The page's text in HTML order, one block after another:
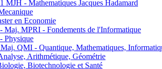
- Mathematiques Jacques Hadamard
en Economie
MPRI - Fondements de l'Informatique
Physique
QMI - Quantique, Mathematiques,
Arithmétique, Géométrie
Biotechnologie et Santé